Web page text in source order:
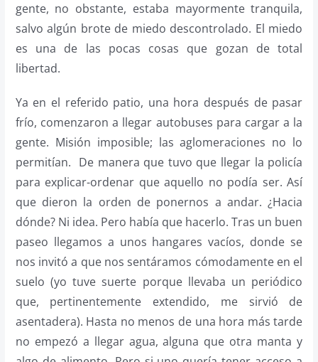
gente, no obstante, estaba mayormente tranquila,
salvo algún brote de miedo descontrolado. El miedo
es una de las pocas cosas que gozan de total
libertad.
Ya en el referido patio, una hora después de pasar
frío, comenzaron a llegar autobuses para cargar a la
gente. Misión imposible; las aglomeraciones no lo
permitían. De manera que tuvo que llegar la policía
para explicar-ordenar que aquello no podía ser. Así
que dieron la orden de ponernos a andar. ¿Hacia
dónde? Ni idea. Pero había que hacerlo. Tras un buen
paseo llegamos a unos hangares vacíos, donde se
nos invitó a que nos sentáramos cómodamente en el
suelo (yo tuve suerte porque llevaba un periódico
que, pertinentemente extendido, me sirvió de
asentadera). Hasta no menos de una hora más tarde
no empezó a llegar agua, alguna que otra manta y